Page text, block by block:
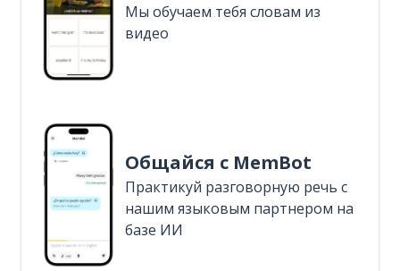
Мы обучаем тебя словам из
видео
Общайся с MemBot
Практикуй разговорную речь с
нашим языковым партнером на
базе ИИ